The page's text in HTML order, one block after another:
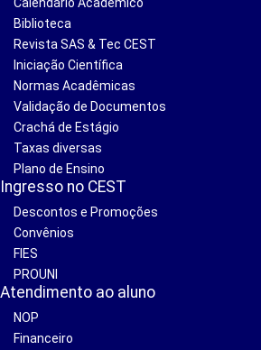
Biblioteca
Revista SAS & Tec CEST
Iniciação Científica
Normas Acadêmicas
Validação de Documentos
Crachá de Estágio
Taxas diversas
Plano de Ensino
Ingresso no CEST
Descontos e Promoções
Convênios
FIES
PROUNI
Atendimento ao aluno
NOP
Financeiro